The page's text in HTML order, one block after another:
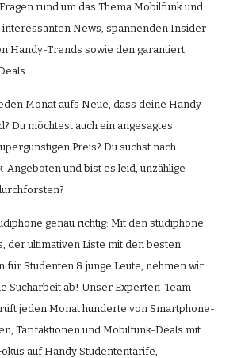
rund um das Thema Mobilfunk und
News, spannenden Insider-
Handy-Trends sowie den garantiert
Monat aufs Neue, dass deine Handy-
Du möchtest auch ein angesagtes
Preis? Du suchst nach
und bist es leid, unzählige
genau richtig: Mit den studiphone
der ultimativen Liste mit den besten
für Studenten & junge Leute, nehmen wir
Sucharbeit ab! Unser Experten-Team
jeden Monat hunderte von Smartphone-
Tarifaktionen und Mobilfunk-Deals mit
auf Handy Studententarife,